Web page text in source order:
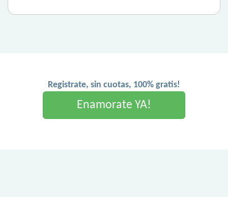
Registrate, sin cuotas, 100% gratis!
Enamorate YA!